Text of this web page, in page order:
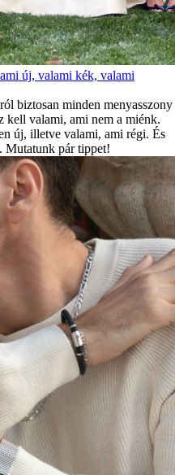
új, valami kék, valami
biztosan minden menyasszony
kell valami, ami nem a miénk.
új, illetve valami, ami régi. És
Mutatunk pár tippet!